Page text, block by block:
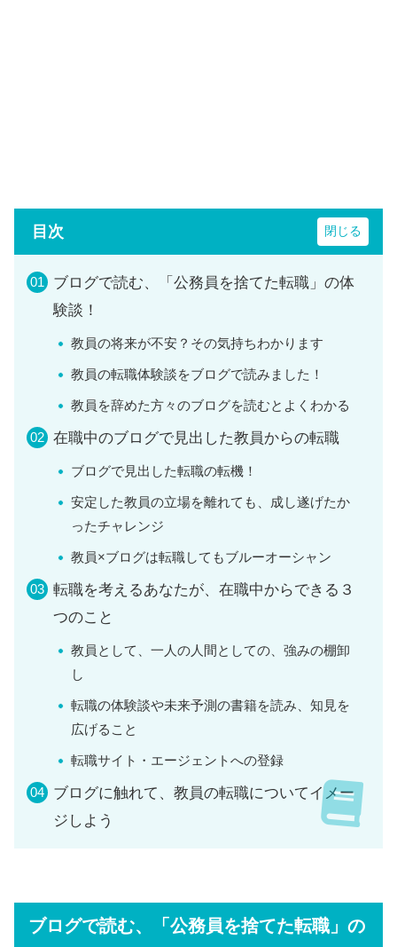
目次
ブログで読む、「公務員を捨てた転職」の体
験談！
教員の将来が不安？その気持ちわかります
教員の転職体験談をブログで読みました！
教員を辞めた方々のブログを読むとよくわかる
在職中のブログで見出した教員からの転職
ブログで見出した転職の転機！
安定した教員の立場を離れても、成し遂げたか
ったチャレンジ
教員×ブログは転職してもブルーオーシャン
転職を考えるあなたが、在職中からできる３
つのこと
教員として、一人の人間としての、強みの棚卸
し
転職の体験談や未来予測の書籍を読み、知見を
広げること
転職サイト・エージェントへの登録
ブログに触れて、教員の転職についてイメー
ジしよう
ブログで読む、「公務員を捨てた転職」の